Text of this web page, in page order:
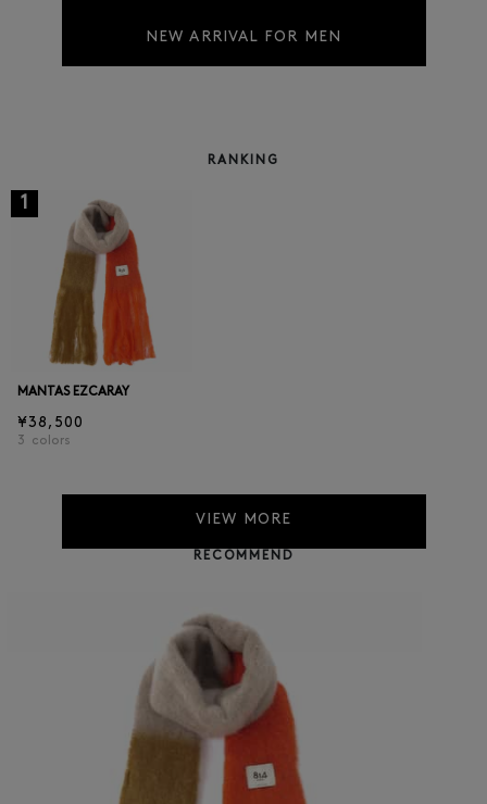
NEW ARRIVAL FOR MEN
RANKING
1
MANTAS EZCARAY
¥38,500
3 colors
VIEW MORE
RECOMMEND